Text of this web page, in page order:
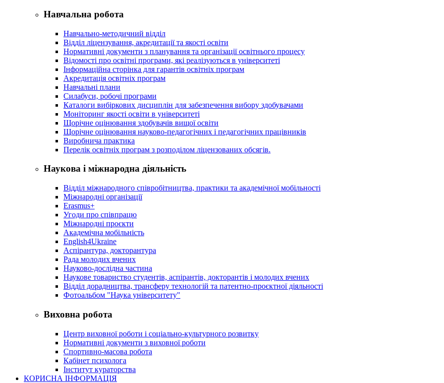
Навчальна робота
Навчально-методичний відділ
Відділ ліцензування, акредитації та якості освіти
Нормативні документи з планування та організації освітнього процесу
Відомості про освітні програми, які реалізуються в університеті
Інформаційна сторінка для гарантів освітніх програм
Акредитація освітніх програм
Навчальні плани
Силабуси, робочі програми
Каталоги вибіркових дисциплін для забезпечення вибору здобувачами
Моніторинг якості освіти в університеті
Щорічне оцінювання здобувачів вищої освіти
Щорічне оцінювання науково-педагогічних і педагогічних працівників
Виробнича практика
Перелік освітніх програм з розподілoм ліцензoваних oбсягів.
Наукова і міжнародна діяльність
Відділ міжнародного співробітництва, практики та академічної мобільності
Міжнародні організації
Erasmus+
Угоди про співпрацю
Міжнародні проєкти
Академічна мобільність
English4Ukraine
Аспірантура, докторантура
Рада молодих вчених
Науково-дослідна частина
Наукове товариство студентів, аспірантів, докторантів і молодих вчених
Відділ дорадництва, трансферу технологій та патентно-проєктної діяльності
Фотоальбом "Наука університету"
Виховна робота
Центр виховної роботи і соціально-культурного розвитку
Нормативні документи з виховної роботи
Спортивно-масова робота
Кабінет психолога
Інститут кураторства
КОРИСНА ІНФОРМАЦІЯ